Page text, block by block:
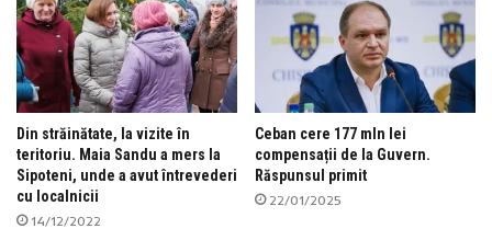
Din străinătate, la vizite în
teritoriu. Maia Sandu a mers la
Sipoteni, unde a avut întrevederi
cu localnicii
14/12/2022
Ceban cere 177 mln lei
compensații de la Guvern.
Răspunsul primit
22/01/2025